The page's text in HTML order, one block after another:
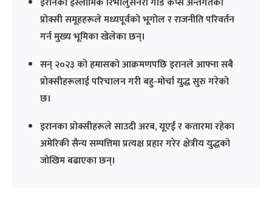
प्रोक्सी समूहहरूले मध्यपूर्वको भूगोल र राजनीति परिवर्तन
गर्न मुख्य भूमिका खेलेका छन्।
सन् २०२३ को हमासको आक्रमणपछि इरानले आफ्ना सबै
प्रोक्सीहरूलाई परिचालन गरी बहु-मोर्चा युद्ध सुरु गरेको
छ।
इरानका प्रोक्सीहरूले साउदी अरब, यूएई र कतारमा रहेका
अमेरिकी सैन्य सम्पत्तिमा प्रत्यक्ष प्रहार गरेर क्षेत्रीय युद्धको
जोखिम बढाएका छन्।